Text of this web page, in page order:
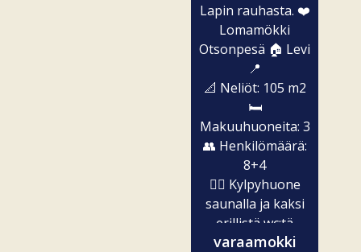
Lapin rauhasta. ❤️
Lomamökki
Otsonpesä 🏠 Levi
📍
📐 Neliöt: 105 m2
🛏️
Makuuhuoneita: 3
👥 Henkilömäärä:
8+4
🧖‍♀️ Kylpyhuone
saunalla ja kaksi
erillistä wc:tä
✨...
varaamokki